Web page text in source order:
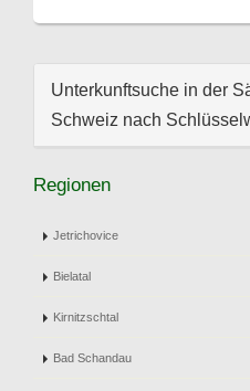
Unterkunftsuche in der
Schweiz nach
Regionen
Jetrichovice
Bielatal
Kirnitzschtal
Bad Schandau